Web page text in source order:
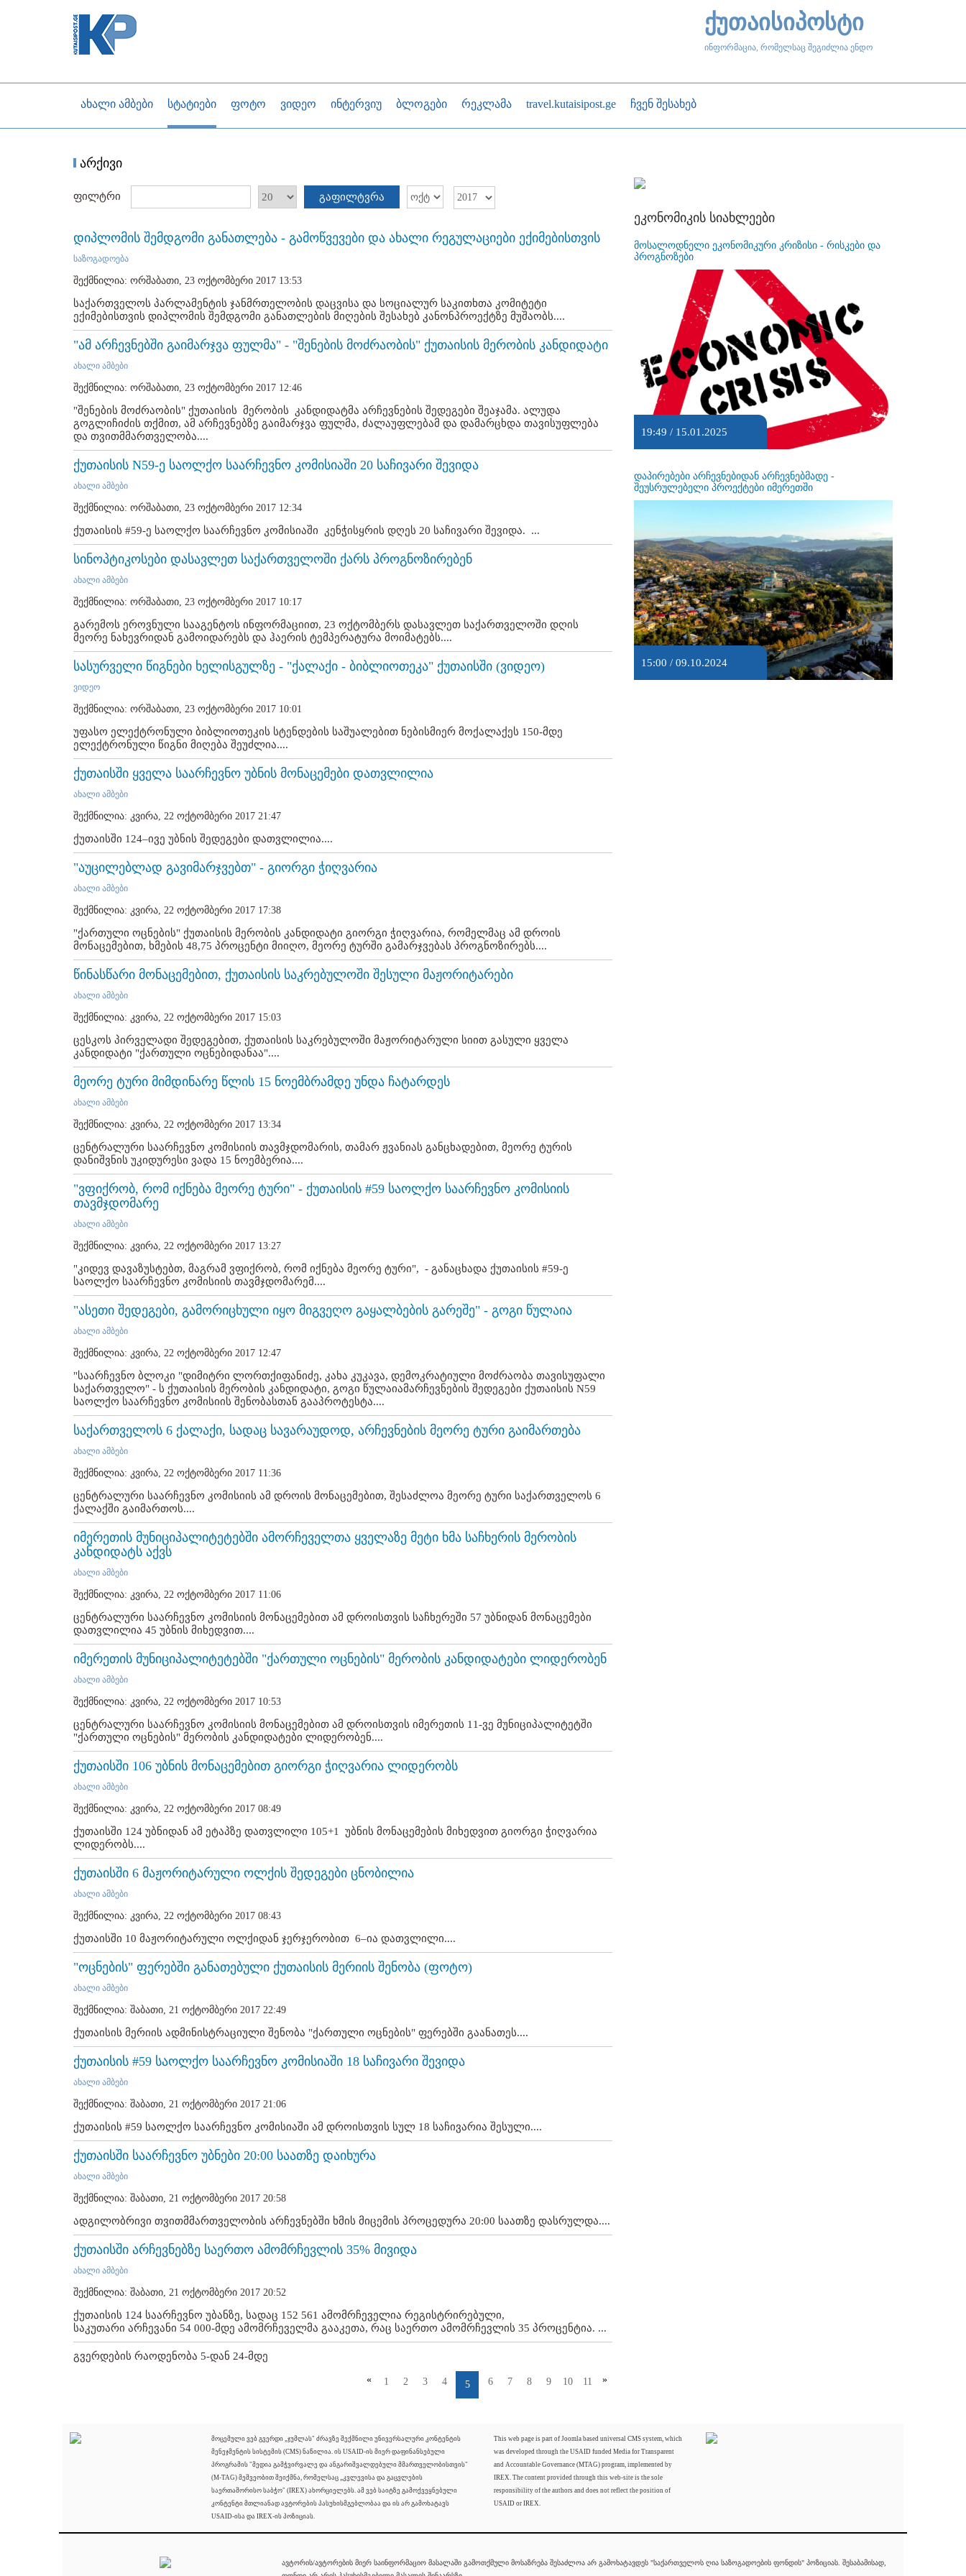
ქუთაისიპოსტი
ინფორმაცია, რომელსაც შეგიძლია ენდო
ახალი ამბები სტატიები ფოტო ვიდეო ინტერვიუ ბლოგები რეკლამა travel.kutaisipost.ge ჩვენ შესახებ
არქივი
ფილტრი გაფილტვრა
დიპლომის შემდგომი განათლება - გამოწვევები და ახალი რეგულაციები ექიმებისთვის
საზოგადოება
შექმნილია: ორშაბათი, 23 ოქტომბერი 2017 13:53
საქართველოს პარლამენტის ჯანმრთელობის დაცვისა და სოციალურ საკითხთა კომიტეტი
ექიმებისთვის დიპლომის შემდგომი განათლების მიღების შესახებ კანონპროექტზე მუშაობს....
"ამ არჩევნებში გაიმარჯვა ფულმა" - "შენების მოძრაობის" ქუთაისის მერობის კანდიდატი
ახალი ამბები
შექმნილია: ორშაბათი, 23 ოქტომბერი 2017 12:46
"შენების მოძრაობის" ქუთაისის მერობის კანდიდატმა არჩევნების შედეგები შეაჯამა. ალუდა
გოგლიჩიძის თქმით, ამ არჩევნებზე გაიმარჯვა ფულმა, ძალაუფლებამ და დამარცხდა თავისუფლება
და თვითმმართველობა....
ქუთაისის N59-ე საოლქო საარჩევნო კომისიაში 20 საჩივარი შევიდა
ახალი ამბები
შექმნილია: ორშაბათი, 23 ოქტომბერი 2017 12:34
ქუთაისის #59-ე საოლქო საარჩევნო კომისიაში კენჭისყრის დღეს 20 საჩივარი შევიდა. ...
სინოპტიკოსები დასავლეთ საქართველოში ქარს პროგნოზირებენ
ახალი ამბები
შექმნილია: ორშაბათი, 23 ოქტომბერი 2017 10:17
გარემოს ეროვნული სააგენტოს ინფორმაციით, 23 ოქტომბერს დასავლეთ საქართველოში დღის
მეორე ნახევრიდან გამოიდარებს და ჰაერის ტემპერატურა მოიმატებს....
სასურველი წიგნები ხელისგულზე - "ქალაქი - ბიბლიოთეკა" ქუთაისში (ვიდეო)
ვიდეო
შექმნილია: ორშაბათი, 23 ოქტომბერი 2017 10:01
უფასო ელექტრონული ბიბლიოთეკის სტენდების საშუალებით ნებისმიერ მოქალაქეს 150-მდე
ელექტრონული წიგნი მიღება შეუძლია....
ქუთაისში ყველა საარჩევნო უბნის მონაცემები დათვლილია
ახალი ამბები
შექმნილია: კვირა, 22 ოქტომბერი 2017 21:47
ქუთაისში 124–ივე უბნის შედეგები დათვლილია....
"აუცილებლად გავიმარჯვებთ" - გიორგი ჭიღვარია
ახალი ამბები
შექმნილია: კვირა, 22 ოქტომბერი 2017 17:38
"ქართული ოცნების" ქუთაისის მერობის კანდიდატი გიორგი ჭიღვარია, რომელმაც ამ დროის
მონაცემებით, ხმების 48,75 პროცენტი მიიღო, მეორე ტურში გამარჯვებას პროგნოზირებს....
წინასწარი მონაცემებით, ქუთაისის საკრებულოში შესული მაჟორიტარები
ახალი ამბები
შექმნილია: კვირა, 22 ოქტომბერი 2017 15:03
ცესკოს პირველადი შედეგებით, ქუთაისის საკრებულოში მაჟორიტარული სიით გასული ყველა
კანდიდატი "ქართული ოცნებიდანაა"....
მეორე ტური მიმდინარე წლის 15 ნოემბრამდე უნდა ჩატარდეს
ახალი ამბები
შექმნილია: კვირა, 22 ოქტომბერი 2017 13:34
ცენტრალური საარჩევნო კომისიის თავმჯდომარის, თამარ ჟვანიას განცხადებით, მეორე ტურის
დანიშვნის უკიდურესი ვადა 15 ნოემბერია....
"ვფიქრობ, რომ იქნება მეორე ტური" - ქუთაისის #59 საოლქო საარჩევნო კომისიის
თავმჯდომარე
ახალი ამბები
შექმნილია: კვირა, 22 ოქტომბერი 2017 13:27
"კიდევ დავაზუსტებთ, მაგრამ ვფიქრობ, რომ იქნება მეორე ტური", - განაცხადა ქუთაისის #59-ე
საოლქო საარჩევნო კომისიის თავმჯდომარემ....
"ასეთი შედეგები, გამორიცხული იყო მიგვეღო გაყალბების გარეშე" - გოგი წულაია
ახალი ამბები
შექმნილია: კვირა, 22 ოქტომბერი 2017 12:47
"საარჩევნო ბლოკი "დიმიტრი ლორთქიფანიძე, კახა კუკავა, დემოკრატიული მოძრაობა თავისუფალი
საქართველო" - ს ქუთაისის მერობის კანდიდატი, გოგი წულაიამარჩევნების შედეგები ქუთაისის N59
საოლქო საარჩევნო კომისიის შენობასთან გააპროტესტა....
საქართველოს 6 ქალაქი, სადაც სავარაუდოდ, არჩევნების მეორე ტური გაიმართება
ახალი ამბები
შექმნილია: კვირა, 22 ოქტომბერი 2017 11:36
ცენტრალური საარჩევნო კომისიის ამ დროის მონაცემებით, შესაძლოა მეორე ტური საქართველოს 6
ქალაქში გაიმართოს....
იმერეთის მუნიციპალიტეტებში ამორჩეველთა ყველაზე მეტი ხმა საჩხერის მერობის
კანდიდატს აქვს
ახალი ამბები
შექმნილია: კვირა, 22 ოქტომბერი 2017 11:06
ცენტრალური საარჩევნო კომისიის მონაცემებით ამ დროისთვის საჩხერეში 57 უბნიდან მონაცემები
დათვლილია 45 უბნის მიხედვით....
იმერეთის მუნიციპალიტეტებში "ქართული ოცნების" მერობის კანდიდატები ლიდერობენ
ახალი ამბები
შექმნილია: კვირა, 22 ოქტომბერი 2017 10:53
ცენტრალური საარჩევნო კომისიის მონაცემებით ამ დროისთვის იმერეთის 11-ვე მუნიციპალიტეტში
"ქართული ოცნების" მერობის კანდიდატები ლიდერობენ....
ქუთაისში 106 უბნის მონაცემებით გიორგი ჭიღვარია ლიდერობს
ახალი ამბები
შექმნილია: კვირა, 22 ოქტომბერი 2017 08:49
ქუთაისში 124 უბნიდან ამ ეტაპზე დათვლილი 105+1 უბნის მონაცემების მიხედვით გიორგი ჭიღვარია
ლიდერობს....
ქუთაისში 6 მაჟორიტარული ოლქის შედეგები ცნობილია
ახალი ამბები
შექმნილია: კვირა, 22 ოქტომბერი 2017 08:43
ქუთაისში 10 მაჟორიტარული ოლქიდან ჯერჯერობით 6–ია დათვლილი....
"ოცნების" ფერებში განათებული ქუთაისის მერიის შენობა (ფოტო)
ახალი ამბები
შექმნილია: შაბათი, 21 ოქტომბერი 2017 22:49
ქუთაისის მერიის ადმინისტრაციული შენობა "ქართული ოცნების" ფერებში გაანათეს....
ქუთაისის #59 საოლქო საარჩევნო კომისიაში 18 საჩივარი შევიდა
ახალი ამბები
შექმნილია: შაბათი, 21 ოქტომბერი 2017 21:06
ქუთაისის #59 საოლქო საარჩევნო კომისიაში ამ დროისთვის სულ 18 საჩივარია შესული....
ქუთაისში საარჩევნო უბნები 20:00 საათზე დაიხურა
ახალი ამბები
შექმნილია: შაბათი, 21 ოქტომბერი 2017 20:58
ადგილობრივი თვითმმართველობის არჩევნებში ხმის მიცემის პროცედურა 20:00 საათზე დასრულდა....
ქუთაისში არჩევნებზე საერთო ამომრჩევლის 35% მივიდა
ახალი ამბები
შექმნილია: შაბათი, 21 ოქტომბერი 2017 20:52
ქუთაისის 124 საარჩევნო უბანზე, სადაც 152 561 ამომრჩეველია რეგისტრირებული,
საკუთარი არჩევანი 54 000-მდე ამომრჩეველმა გააკეთა, რაც საერთო ამომრჩევლის 35 პროცენტია. ...
« 1 2 3 4 5 6 7 8 9 10 11 »
გვერდების რაოდენობა 5-დან 24-მდე
ეკონომიკის სიახლეები
მოსალოდნელი ეკონომიკური კრიზისი - რისკები და
პროგნოზები
19:49 / 15.01.2025
დაპირებები არჩევნებიდან არჩევნებმადე -
შეუსრულებელი პროექტები იმერეთში
15:00 / 09.10.2024
მოცემული ვებ გვერდი „ჯუმლას" ძრავზე შექმნილი უნივერსალური კონტენტის
მენეჯმენტის სისტემის (CMS) ნაწილია. ის USAID-ის მიერ დაფინანსებული
პროგრამის "მედია გამჭვირვალე და ანგარიშვალდებული მმართველობისთვის"
(M-TAG) მეშვეობით შეიქმნა, რომელსაც „კვლევისა და გაცვლების
საერთაშორისო საბჭო" (IREX) ახორციელებს. ამ ვებ საიტზე გამოქვეყნებული
კონტენტი მთლიანად ავტორების პასუხისმგებლობაა და ის არ გამოხატავს
USAID-ისა და IREX-ის პოზიციას.
This web page is part of Joomla based universal CMS system, which
was developed through the USAID funded Media for Transparent
and Accountable Governance (MTAG) program, implemented by
IREX. The content provided through this web-site is the sole
responsibility of the authors and does not reflect the position of
USAID or IREX.
ავტორის/ავტორების მიერ საინფორმაციო მასალაში გამოთქმული მოსაზრება შესაძლოა არ გამოხატავდეს "საქართველოს ღია საზოგადოების ფონდის" პოზიციას. შესაბამისად,